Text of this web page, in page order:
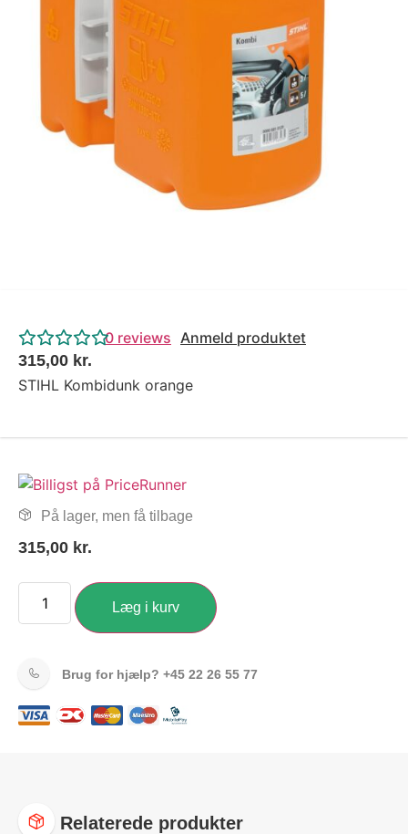
4.4 Google Reviews
4.7 Trustpilot
0 reviews Anmeld produktet
315,00 kr.
STIHL Kombidunk orange
På lager, men få tilbage
315,00 kr.
Læg i kurv
Brug for hjælp? +45 22 26 55 77
Relaterede produkter